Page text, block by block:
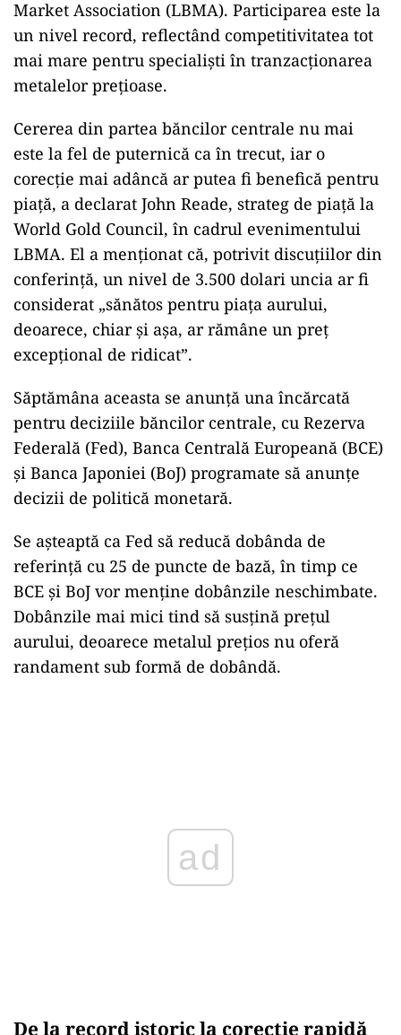
Market Association (LBMA). Participarea este la
un nivel record, reflectând competitivitatea tot
mai mare pentru specialişti în tranzacţionarea
metalelor preţioase.
Cererea din partea băncilor centrale nu mai
este la fel de puternică ca în trecut, iar o
corecţie mai adâncă ar putea fi benefică pentru
piaţă, a declarat John Reade, strateg de piaţă la
World Gold Council, în cadrul evenimentului
LBMA. El a menţionat că, potrivit discuţiilor din
conferinţă, un nivel de 3.500 dolari uncia ar fi
considerat „sănătos pentru piaţa aurului,
deoarece, chiar şi aşa, ar rămâne un preţ
excepţional de ridicat”.
Săptămâna aceasta se anunţă una încărcată
pentru deciziile băncilor centrale, cu Rezerva
Federală (Fed), Banca Centrală Europeană (BCE)
şi Banca Japoniei (BoJ) programate să anunţe
decizii de politică monetară.
Se aşteaptă ca Fed să reducă dobânda de
referinţă cu 25 de puncte de bază, în timp ce
BCE şi BoJ vor menţine dobânzile neschimbate.
Dobânzile mai mici tind să susţină preţul
aurului, deoarece metalul preţios nu oferă
randament sub formă de dobândă.
ad
De la record istoric la corecție rapidă